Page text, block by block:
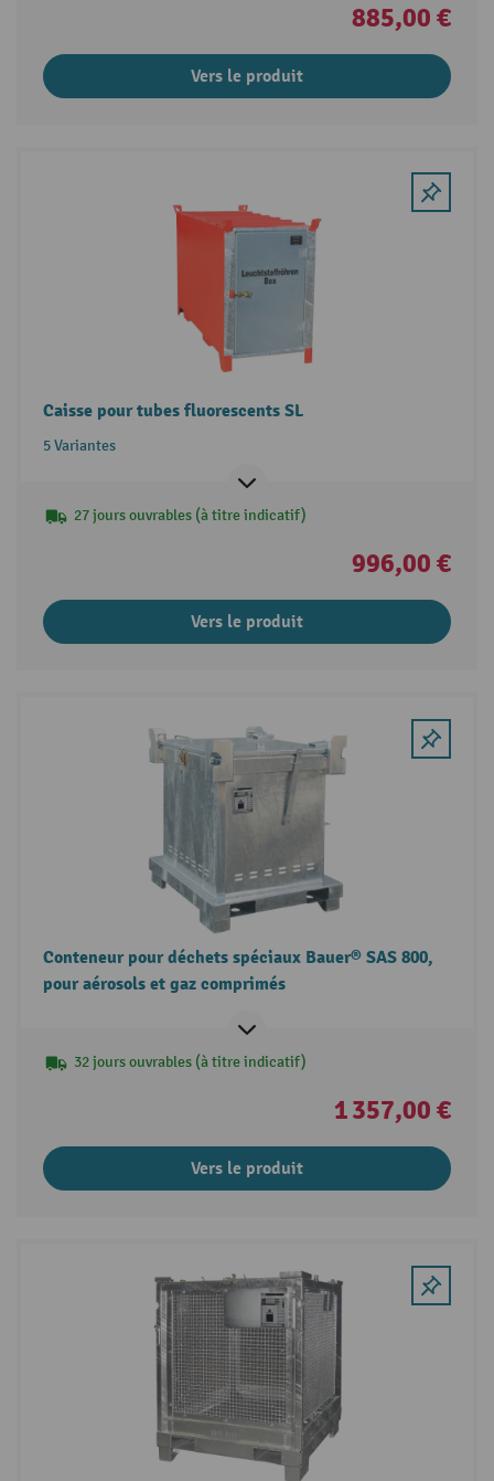
885,00 €
Vers le produit
Caisse pour tubes fluorescents SL
5 Variantes
27 jours ouvrables (à titre indicatif)
996,00 €
Vers le produit
Conteneur pour déchets spéciaux Bauer® SAS 800,
pour aérosols et gaz comprimés
32 jours ouvrables (à titre indicatif)
1 357,00 €
Vers le produit